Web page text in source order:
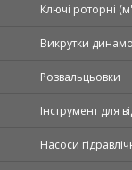
Ключі роторні
Викрутки
Розвальцьовки
Інструмент для
Насоси